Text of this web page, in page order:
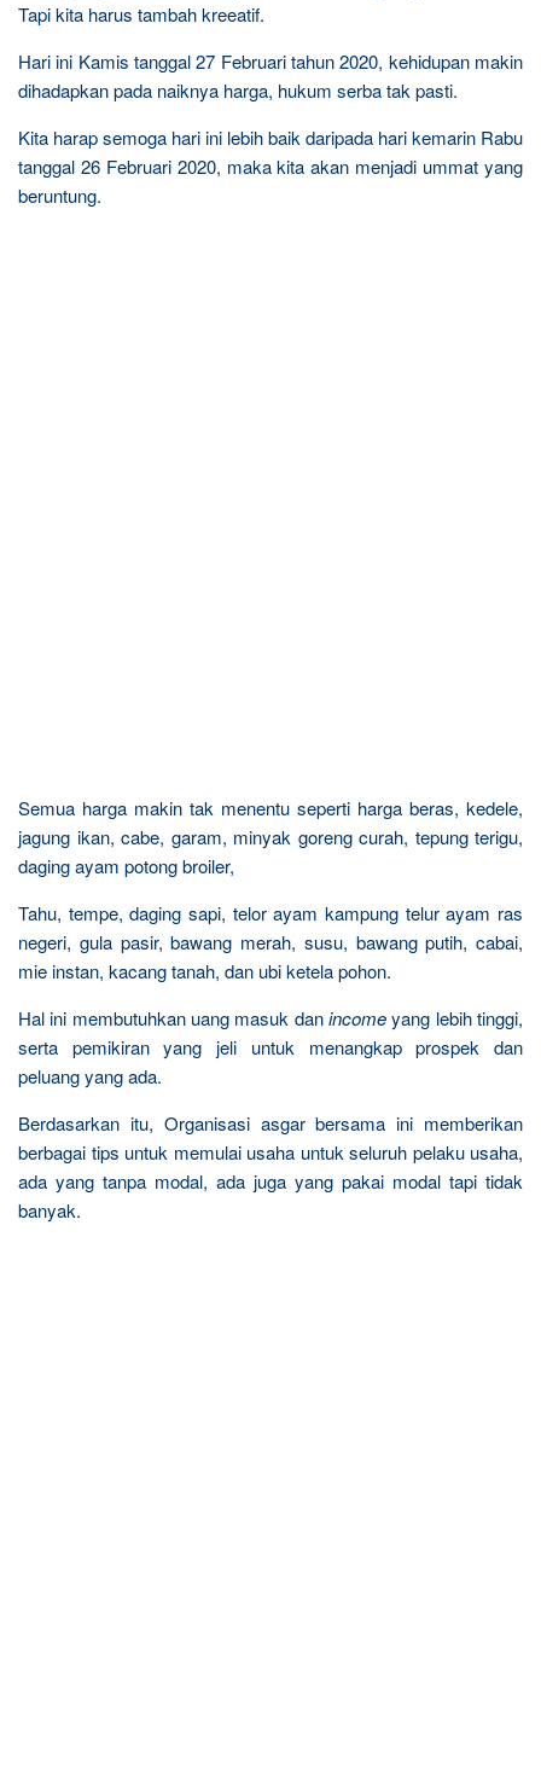
Tapi kita harus tambah kreeatif.
Hari ini Kamis tanggal 27 Februari tahun 2020, kehidupan makin
dihadapkan pada naiknya harga, hukum serba tak pasti.
Kita harap semoga hari ini lebih baik daripada hari kemarin Rabu
tanggal 26 Februari 2020, maka kita akan menjadi ummat yang
beruntung.
Semua harga makin tak menentu seperti harga beras, kedele,
jagung ikan, cabe, garam, minyak goreng curah, tepung terigu,
daging ayam potong broiler,
Tahu, tempe, daging sapi, telor ayam kampung telur ayam ras
negeri, gula pasir, bawang merah, susu, bawang putih, cabai,
mie instan, kacang tanah, dan ubi ketela pohon.
Hal ini membutuhkan uang masuk danincomeyang lebih tinggi,
serta pemikiran yang jeli untuk menangkap prospek dan
peluang yang ada.
Berdasarkan itu, Organisasi asgar bersama ini memberikan
berbagai tips untuk memulai usaha untuk seluruh pelaku usaha,
ada yang tanpa modal, ada juga yang pakai modal tapi tidak
banyak.